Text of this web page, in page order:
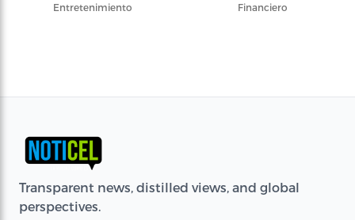
Entretenimiento
Financiero
Transparent news, distilled views, and global
perspectives.